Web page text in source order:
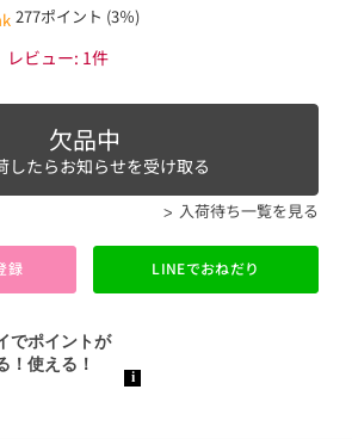
277ポイント (3％)
レビュー: 1件
欠品中
したらお知らせを受け取る
入荷待ち一覧を見る
録 LINEでおねだり